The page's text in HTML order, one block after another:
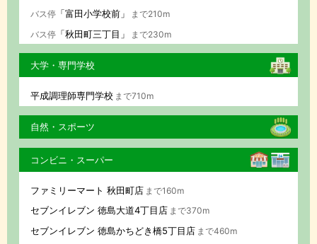
バス停「富田小学校前」
まで210m
バス停「秋田町三丁目」 まで230m
大学・専門学校
平成調理師専門学校 まで710m
自然・スポーツ
コンビニ・スーパー
ファミリーマート 秋田町店 まで160m
セブンイレブン 徳島大道4丁目店 まで370m
セブンイレブン 徳島かちどき橋5丁目店 まで460m